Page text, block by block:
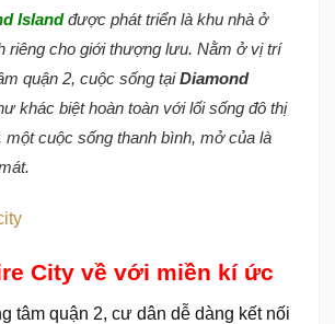
Island được phát triển là khu nhà ở
riêng cho giới thượng lưu. Nằm ở vị trí
quận 2, cuộc sống tạiDiamond
khác biệt hoàn toàn với lối sống đô thị
một cuộc sống thanh bình, mở của là
City về với miền kí ức
tâm quận 2, cư dân dễ dàng kết nối